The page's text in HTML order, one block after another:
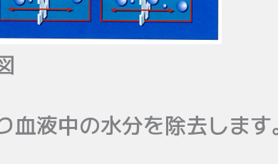
血液中の水分を除去します